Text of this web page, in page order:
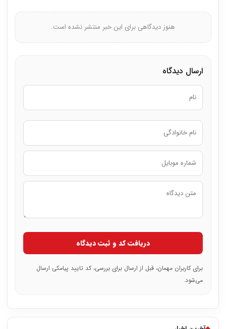
هنوز دیدگاهی برای این خبر منتشر نشده است.
ارسال دیدگاه
دریافت کد و ثبت دیدگاه
برای کاربران مهمان، قبل از ارسال برای بررسی، کد تایید پیامکی ارسال
می‌شود.